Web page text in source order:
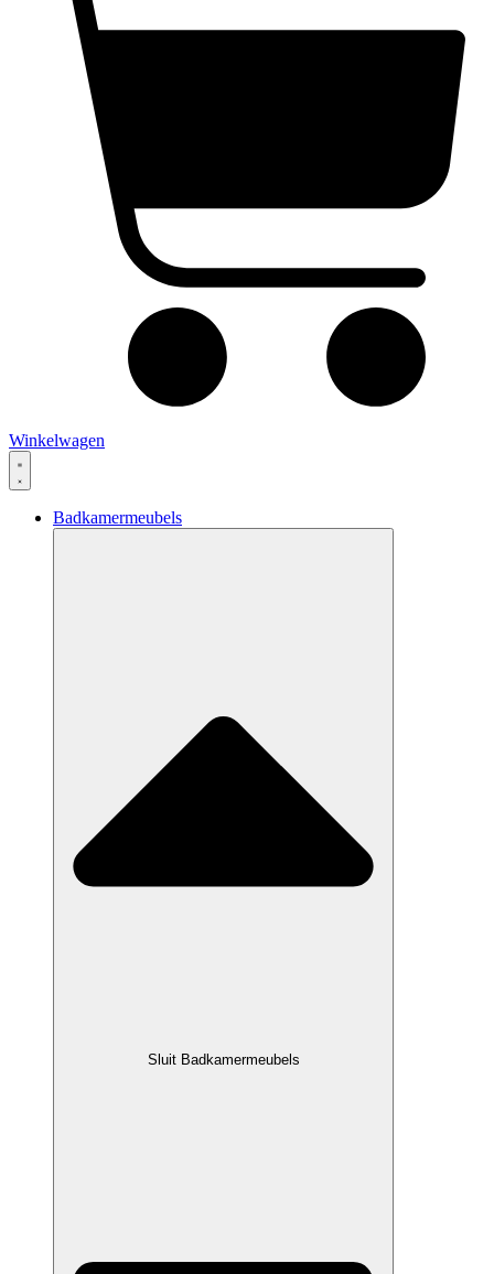
Winkelwagen
Badkamermeubels
Sluit Badkamermeubels